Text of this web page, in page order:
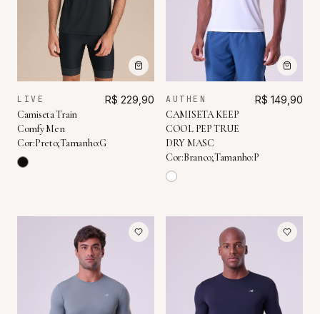
LIVE
Camiseta Train
Comfy Men
Cor:Preto;Tamanho:G
R$ 229,90 AUTHEN
CAMISETA KEEP
COOL PEP TRUE
DRY MASC
Cor:Branco;Tamanho:P
R$ 149,90